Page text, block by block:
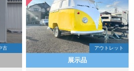
古 アウトレット
展示品